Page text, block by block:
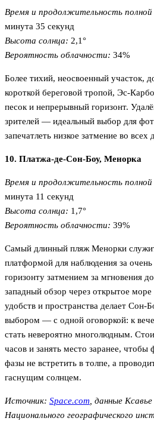
Время и продолжительность
минута 35 секунд
Высота солнца: 2,1°
Вероятность облачности: 34%
Более тихий, неосвоенный участок,
короткой береговой тропой, Эс-
песок и непрерывный горизонт.
зрителей — идеальный выбор для
запечатлеть низкое затмение во всех
10. Платжа-де-Сон-Боу, Менорка
Время и продолжительность
минута 11 секунд
Высота солнца: 1,7°
Вероятность облачности: 39%
Самый длинный пляж Менорки
платформой для наблюдения за
горизонту затмением за мгновения
западный обзор через открытое
удобств и пространства делает
выбором — с одной оговоркой: к
стать невероятно многолюдным.
часов и занять место заранее,
фазы не встретить в толпе, а
гаснущим солнцем.
Источник: Space.com данные
Национального географического